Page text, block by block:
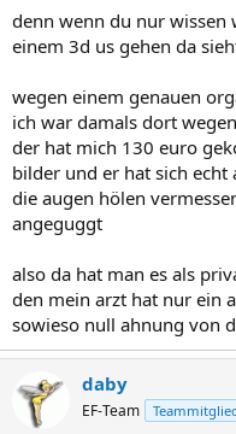
denn wenn du nur wissen
einem 3d us gehen da
wegen einem genauen
ich war damals dort
der hat mich 130 euro
bilder und er hat sich echt
die augen hölen
angeguggt
also da hat man es als
den mein arzt hat nur ein
sowieso null ahnung von
daby
EF-Team